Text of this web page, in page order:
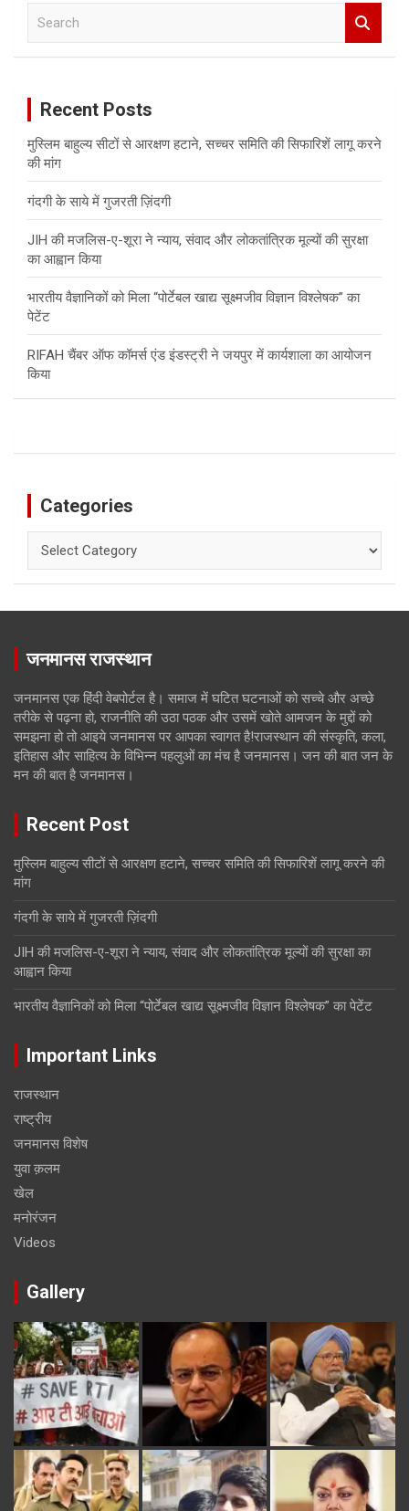
Recent Posts
मुस्लिम बाहुल्य सीटों से आरक्षण हटाने, सच्चर समिति की सिफारिशें लागू करने
की मांग
गंदगी के साये में गुजरती ज़िंदगी
JIH की मजलिस-ए-शूरा ने न्याय, संवाद और लोकतांत्रिक मूल्यों की सुरक्षा
का आह्वान किया
भारतीय वैज्ञानिकों को मिला “पोर्टेबल खाद्य सूक्ष्मजीव विज्ञान विश्लेषक” का
पेटेंट
RIFAH चैंबर ऑफ कॉमर्स एंड इंडस्ट्री ने जयपुर में कार्यशाला का आयोजन
किया
Categories
जनमानस राजस्थान
जनमानस एक हिंदी वेबपोर्टल है। समाज में घटित घटनाओं को सच्चे और अच्छे
तरीके से पढ़ना हो, राजनीति की उठा पठक और उसमें खोते आमजन के मुद्दों को
समझना हो तो आइये जनमानस पर आपका स्वागत है!राजस्थान की संस्कृति, कला,
इतिहास और साहित्य के विभिन्न पहलुओं का मंच है जनमानस। जन की बात जन के
मन की बात है जनमानस।
Recent Post
मुस्लिम बाहुल्य सीटों से आरक्षण हटाने, सच्चर समिति की सिफारिशें लागू करने की
मांग
गंदगी के साये में गुजरती ज़िंदगी
JIH की मजलिस-ए-शूरा ने न्याय, संवाद और लोकतांत्रिक मूल्यों की सुरक्षा का
आह्वान किया
भारतीय वैज्ञानिकों को मिला “पोर्टेबल खाद्य सूक्ष्मजीव विज्ञान विश्लेषक” का पेटेंट
Important Links
राजस्थान
राष्ट्रीय
जनमानस विशेष
युवा क़लम
खेल
मनोरंजन
Videos
Gallery